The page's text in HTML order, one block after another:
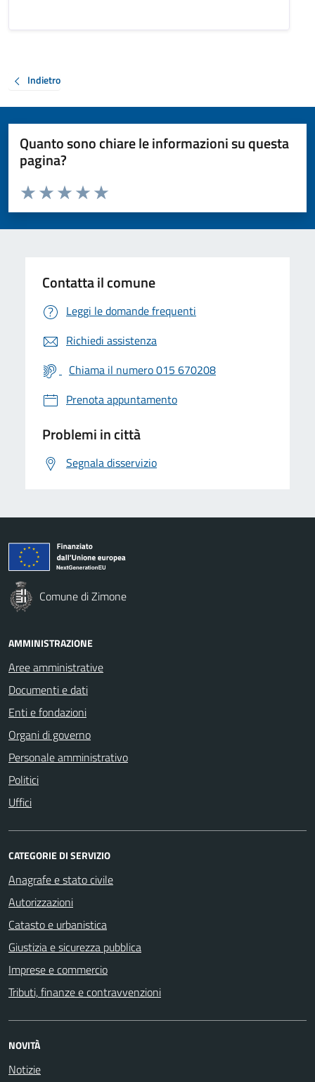
Indietro
Quanto sono chiare le informazioni su questa
pagina?
Valuta da 1 a 5 stelle la pagina
Valuta 5 stelle su 5
Valuta 4 stelle su 5
Valuta 3 stelle su 5
Valuta 2 stelle su 5
Valuta 1 stelle su 5
Contatta il comune
Leggi le domande frequenti
Richiedi assistenza
Chiama il numero 015 670208
Prenota appuntamento
Problemi in città
Segnala disservizio
Comune di Zimone
AMMINISTRAZIONE
Aree amministrative
Documenti e dati
Enti e fondazioni
Organi di governo
Personale amministrativo
Politici
Uffici
CATEGORIE DI SERVIZIO
Anagrafe e stato civile
Autorizzazioni
Catasto e urbanistica
Giustizia e sicurezza pubblica
Imprese e commercio
Tributi, finanze e contravvenzioni
NOVITÀ
Notizie